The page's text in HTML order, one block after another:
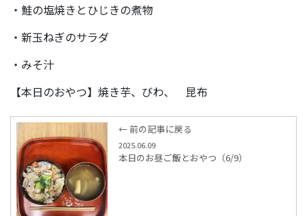
・鮭の塩焼きとひじきの煮物
・新玉ねぎのサラダ
・みそ汁
【本日のおやつ】焼き芋、びわ、 昆布
← 前の記事に戻る
2025.06.09
本日のお昼ご飯とおやつ（6/9）